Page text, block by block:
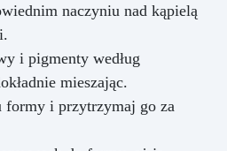
naczyniu nad kąpielą
i pigmenty według
mieszając.
formy i przytrzymaj go za